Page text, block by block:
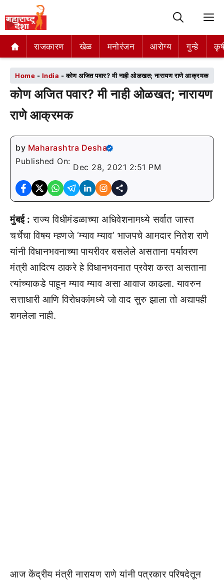
राजकारण खेळ मनोरंजन आरोग्य गुन्हे
राजकारण खेळ मनोरंजन आरोग्य गुन्हे
Home - India -कोण अजित पवार? मी नाही ओळखत; नारायण राणे आक्रमक
कोण अजित पवार? मी नाही ओळखत; नारायण
राणे आक्रमक
by Maharashtra Desha
Published On:
Dec 28, 2021 2:51 PM
मुंबई : राज्य विधीमंडळाच्या अधिवेशनामध्ये सर्वात जास्त
चर्चेचा विषय म्हणजे ‘म्याव म्याव’ भाजपचे आमदार नितेश राणे
यांनी विधानभवनाच्या पायरीवर बसलेले असताना पर्यावरण
मंत्री आदित्य ठाकरे हे विधानभवनात प्रवेश करत असताना
त्यांच्याकडे पाहून म्याव म्याव असा आवाज काढला. यावरुन
सत्ताधारी आणि विरोधकांमध्ये जो वाद सुरु झाला तो अद्यापही
शमलेला नाही.
आज केंद्रीय मंत्री नारायण राणे यांनी पत्रकार परिषदेतून